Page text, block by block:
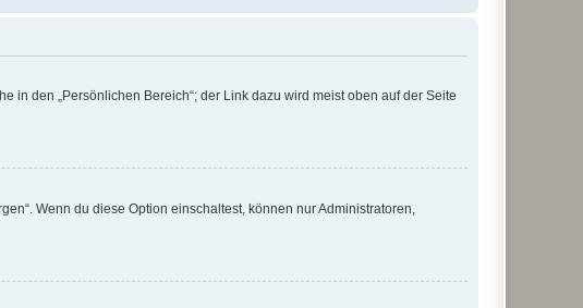
den „Persönlichen Bereich“; der Link dazu wird meist oben auf der Seite
Wenn du diese Option einschaltest, können nur Administratoren,